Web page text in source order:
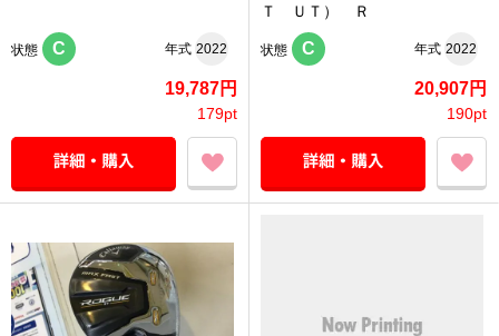
状態 C 年式 2022
19,787円
179pt
Ｔ ＵＴ） Ｒ
状態 C 年式 2022
20,907円
190pt